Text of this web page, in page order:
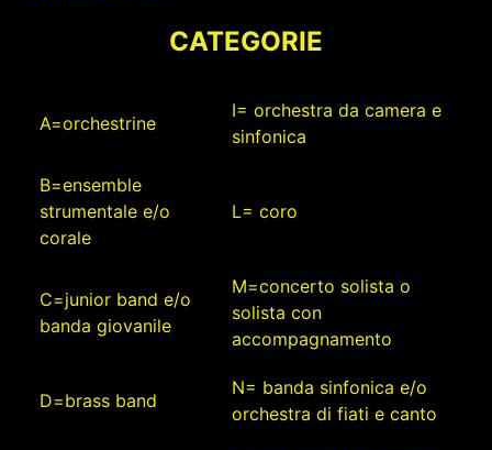
CATEGORIE
A=orchestrine
I= orchestra da camera e
sinfonica
B=ensemble
strumentale e/o
corale
L= coro
C=junior band e/o
banda giovanile
M=concerto solista o
solista con
accompagnamento
D=brass band
N= banda sinfonica e/o
orchestra di fiati e canto